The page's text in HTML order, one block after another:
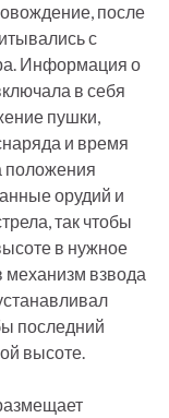
после
с
Информация о
в себя
пушки,
и время
положения
орудий и
так чтобы
в нужное
механизм взвода
последний
высоте.